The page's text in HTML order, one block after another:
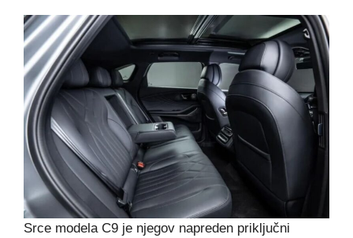
Srce modela C9 je njegov napreden priključni